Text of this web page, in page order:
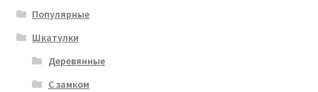
Популярные
Шкатулки
Деревянные
С замком